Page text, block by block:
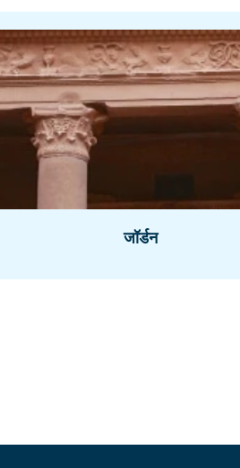
जॉर्डन